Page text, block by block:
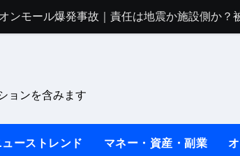
ンモール爆発事故｜責任は地震か施設側か？
教える】本当に痩せる薬はコレ！ #医療ダイ
2週間で3.5kg痩せた方法 #shots
ョンを含みます
ーストレンド マネー・資産・副業